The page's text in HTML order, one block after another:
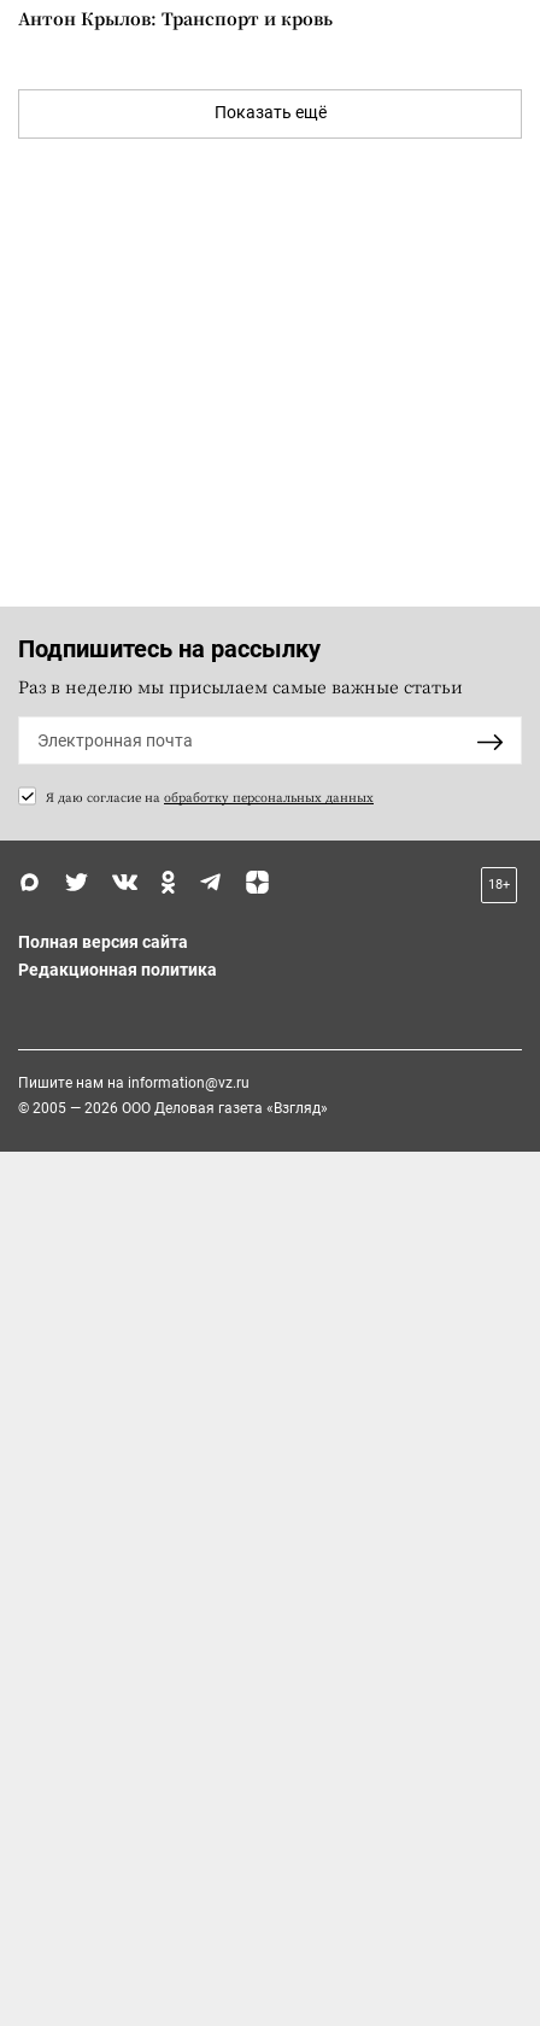
Антон Крылов: Транспорт и кровь
Показать ещё
Подпишитесь на рассылку
Раз в неделю мы присылаем самые важные статьи
Я даю согласие на обработку персональных данных
18+
Полная версия сайта
Редакционная политика
Пишите нам на information@vz.ru
© 2005 — 2026 ООО Деловая газета «Взгляд»